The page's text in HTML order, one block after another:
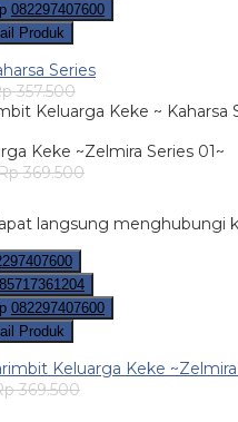
082297407600
Produk
Series
357.500
Keluarga Keke ~ Kaharsa
Keke ~Zelmira Series 01~
369.500
langsung menghubungi
082297407600
Produk
Keluarga Keke ~Zelmira
369.500